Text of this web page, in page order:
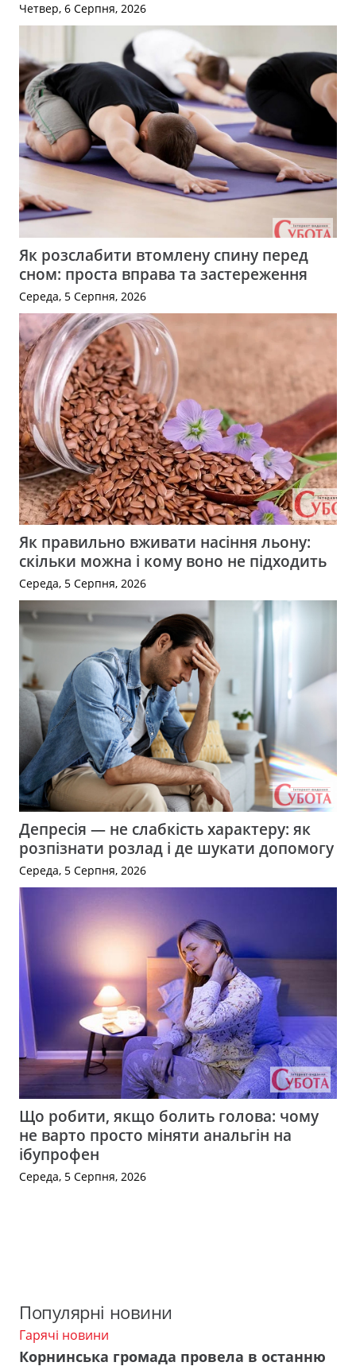
Четвер, 6 Серпня, 2026
Як розслабити втомлену спину перед
сном: проста вправа та застереження
Середа, 5 Серпня, 2026
Як правильно вживати насіння льону:
скільки можна і кому воно не підходить
Середа, 5 Серпня, 2026
Депресія — не слабкість характеру: як
розпізнати розлад і де шукати допомогу
Середа, 5 Серпня, 2026
Що робити, якщо болить голова: чому
не варто просто міняти анальгін на
ібупрофен
Середа, 5 Серпня, 2026
Популярні новини
Гарячі новини
Корнинська громада провела в останню